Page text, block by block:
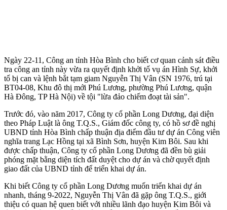
Ngày 22-11, Công an tỉnh Hòa Bình cho biết cơ quan cảnh sát điều
tra công an tỉnh này vừa ra quyết định khởi tố vụ án Hình Sự, khởi
tố bị can và lệnh bắt tạm giam Nguyễn Thị Vân (SN 1976, trú tại
BT04-08, Khu đô thị mới Phú Lương, phường Phú Lương, quận
Hà Đông, TP Hà Nội) về tội "lừa đảo chiếm đoạt tài sản".
Trước đó, vào năm 2017, Công ty cổ phần Long Dương, đại diện
theo Pháp Luật là ông T.Q.S., Giám đốc công ty, có hồ sơ đề nghị
UBND tỉnh Hòa Bình chấp thuận địa điểm đầu tư dự án Công viên
nghĩa trang Lạc Hồng tại xã Bình Sơn, huyện Kim Bôi. Sau khi
được chấp thuận, Công ty cổ phần Long Dương đã đền bù giải
phóng mặt bằng diện tích đất duyệt cho dự án và chờ quyết định
giao đất của UBND tỉnh để triển khai dự án.
Khi biết Công ty cổ phần Long Dương muốn triển khai dự án
nhanh, tháng 9-2022, Nguyễn Thị Vân đã gặp ông T.Q.S., giới
thiệu có quan hệ quen biết với nhiều lãnh đạo huyện Kim Bôi và